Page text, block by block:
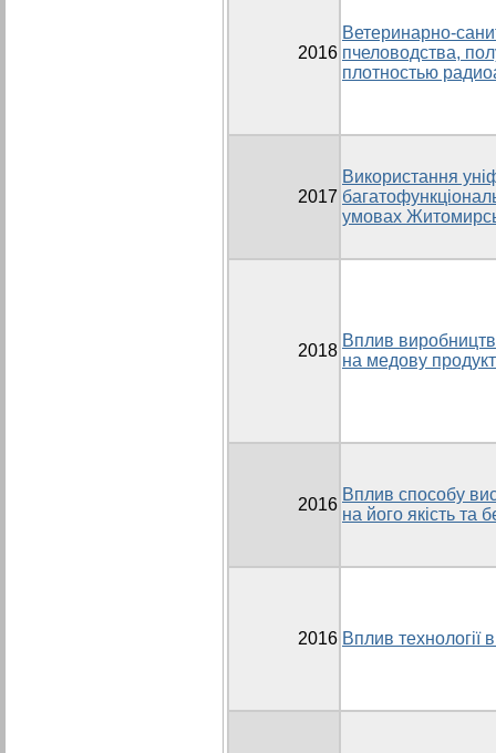
2016
Ветеринарно-
пчеловодства,
плотностью
2017
Використання
умовах
2018
Вплив
на медову
2016
Вплив способу
на його якість та
2016 Вплив технології